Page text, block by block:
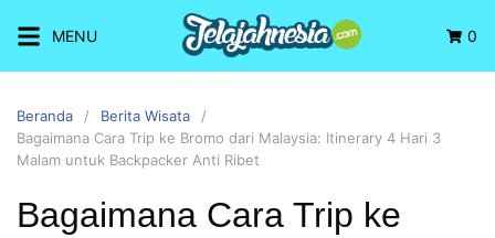
MENU 0
Beranda
Berita Wisata
Bagaimana Cara Trip ke Bromo dari Malaysia: Itinerary 4 Hari 3
Malam untuk Backpacker Anti Ribet
Bagaimana Cara Trip ke